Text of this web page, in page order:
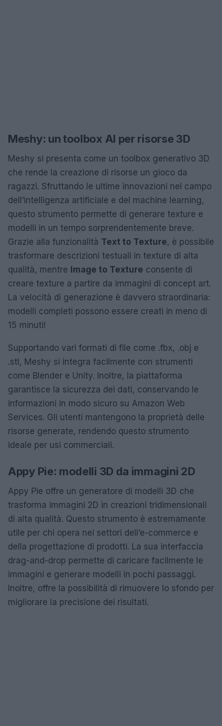
Meshy: un toolbox AI per risorse 3D
Meshy si presenta come un toolbox generativo 3D
che rende la creazione di risorse un gioco da
ragazzi. Sfruttando le ultime innovazioni nel campo
dell’intelligenza artificiale e del machine learning,
questo strumento permette di generare texture e
modelli in un tempo sorprendentemente breve.
Grazie alla funzionalità Text to Texture, è possibile
trasformare descrizioni testuali in texture di alta
qualità, mentre Image to Texture consente di
creare texture a partire da immagini di concept art.
La velocità di generazione è davvero straordinaria:
modelli completi possono essere creati in meno di
15 minuti!
Supportando vari formati di file come .fbx, .obj e
.stl, Meshy si integra facilmente con strumenti
come Blender e Unity. Inoltre, la piattaforma
garantisce la sicurezza dei dati, conservando le
informazioni in modo sicuro su Amazon Web
Services. Gli utenti mantengono la proprietà delle
risorse generate, rendendo questo strumento
ideale per usi commerciali.
Appy Pie: modelli 3D da immagini 2D
Appy Pie offre un generatore di modelli 3D che
trasforma immagini 2D in creazioni tridimensionali
di alta qualità. Questo strumento è estremamente
utile per chi opera nei settori dell’e-commerce e
della progettazione di prodotti. La sua interfaccia
drag-and-drop permette di caricare facilmente le
immagini e generare modelli in pochi passaggi.
Inoltre, offre la possibilità di rimuovere lo sfondo per
migliorare la precisione dei risultati.